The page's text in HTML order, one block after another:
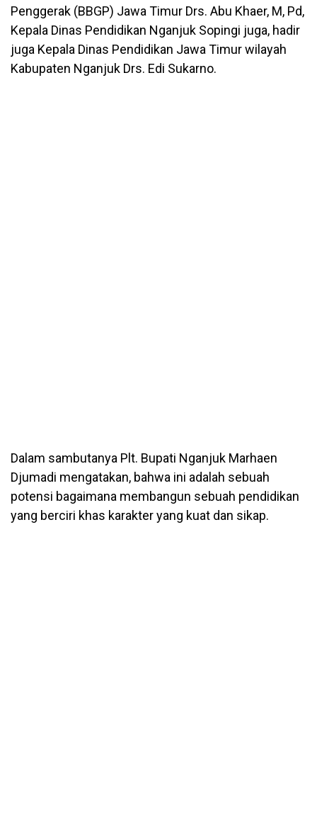
Penggerak (BBGP) Jawa Timur Drs. Abu Khaer, M, Pd,
Kepala Dinas Pendidikan Nganjuk Sopingi juga, hadir
juga Kepala Dinas Pendidikan Jawa Timur wilayah
Kabupaten Nganjuk Drs. Edi Sukarno.
Dalam sambutanya Plt. Bupati Nganjuk Marhaen
Djumadi mengatakan, bahwa ini adalah sebuah
potensi bagaimana membangun sebuah pendidikan
yang berciri khas karakter yang kuat dan sikap.